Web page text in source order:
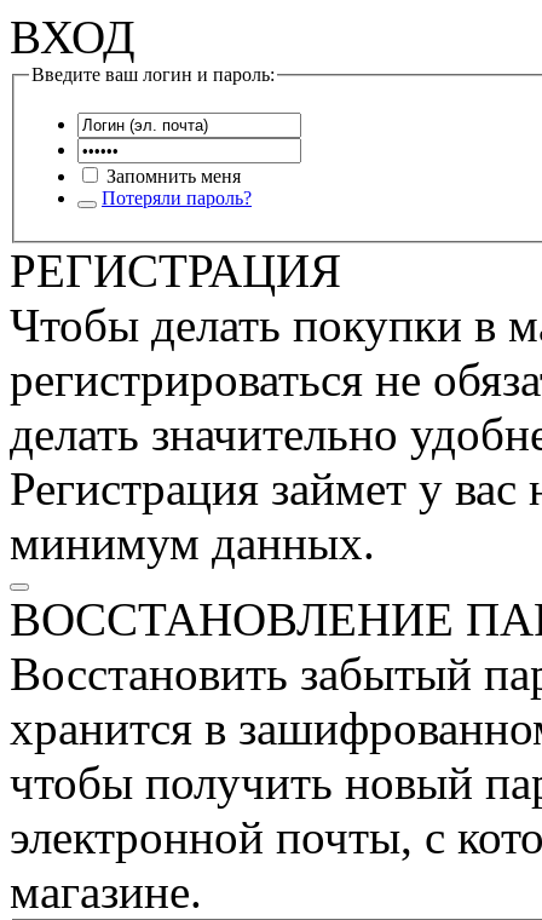
ВХОД
Введите ваш логин и пароль:
Запомнить меня
Потеряли пароль?
РЕГИСТРАЦИЯ
Чтобы делать покупки в
регистрироваться не
делать значительно
Регистрация займет у
минимум данных.
ВОССТАНОВЛЕНИЕ
Восстановить забытый
хранится в
чтобы получить новый
электронной почты, с
магазине.